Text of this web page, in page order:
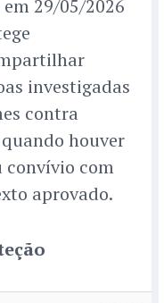
em 29/05/2026
investigadas
contra
houver
convívio com
aprovado.